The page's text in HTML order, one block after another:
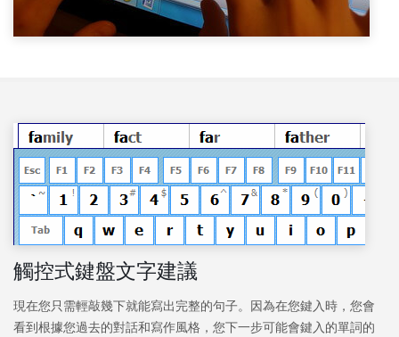
觸控式鍵盤文字建議
現在您只需輕敲幾下就能寫出完整的句子。因為在您鍵入時，您會
看到根據您過去的對話和寫作風格，您下一步可能會鍵入的單詞的